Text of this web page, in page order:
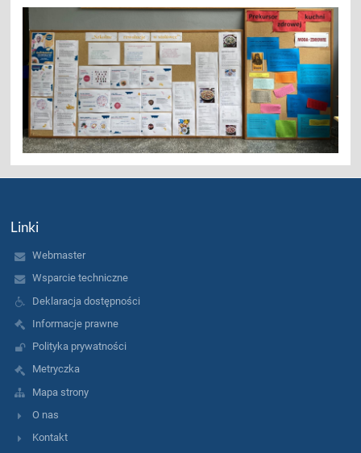
Linki
Webmaster
Wsparcie techniczne
Deklaracja dostępności
Informacje prawne
Polityka prywatności
Metryczka
Mapa strony
O nas
Kontakt